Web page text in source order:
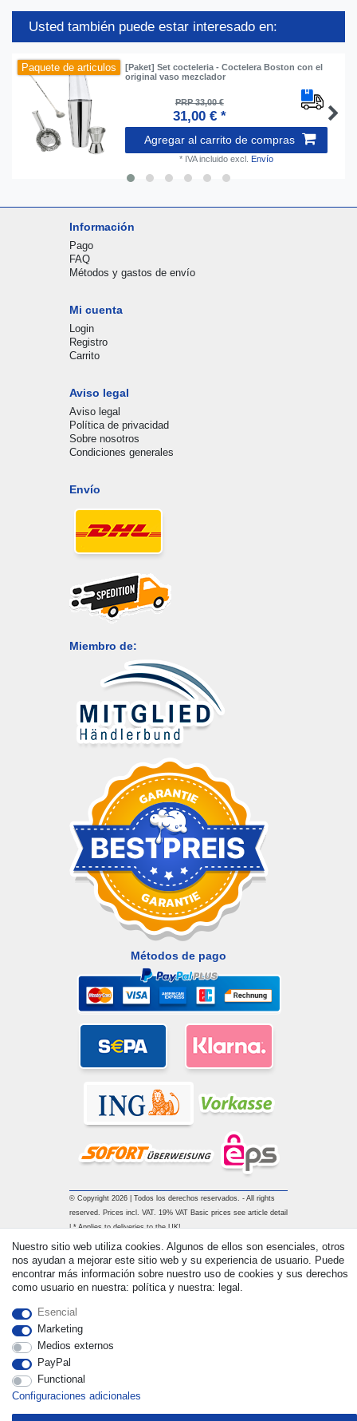
Usted también puede estar interesado en:
Paquete de articulos
[Paket] Set cocteleria - Coctelera Boston con el
original vaso mezclador
PRP 33,00 €
31,00 € *
Agregar al carrito de compras
* IVA incluido excl. Envío
Información
Pago
FAQ
Métodos y gastos de envío
Mi cuenta
Login
Registro
Carrito
Aviso legal
Aviso legal
Política de privacidad
Sobre nosotros
Condiciones generales
Envío
Miembro de:
Métodos de pago
© Copyright 2026 | Todos los derechos reservados. - All rights
reserved. Prices incl. VAT. 19% VAT Basic prices see article detail
| * Applies to deliveries to the UK!
Nuestro sitio web utiliza cookies. Algunos de ellos son esenciales, otros
nos ayudan a mejorar este sitio web y su experiencia de usuario. Puede
encontrar más información sobre nuestro uso de cookies y sus derechos
como usuario en nuestra: política y nuestra: legal.
Esencial
Marketing
Medios externos
PayPal
Functional
Configuraciones adicionales
Withdraw from contract here Contacto